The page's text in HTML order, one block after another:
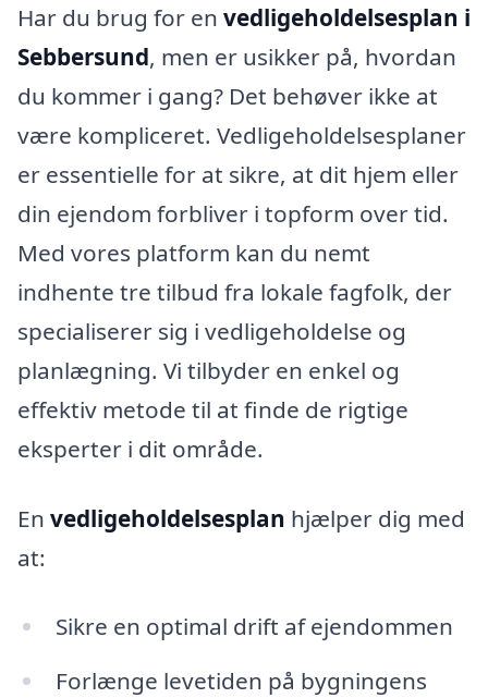
Har du brug for en vedligeholdelsesplan i
Sebbersund, men er usikker på, hvordan
du kommer i gang? Det behøver ikke at
være kompliceret. Vedligeholdelsesplaner
er essentielle for at sikre, at dit hjem eller
din ejendom forbliver i topform over tid.
Med vores platform kan du nemt
indhente tre tilbud fra lokale fagfolk, der
specialiserer sig i vedligeholdelse og
planlægning. Vi tilbyder en enkel og
effektiv metode til at finde de rigtige
eksperter i dit område.
En vedligeholdelsesplan hjælper dig med
at:
Sikre en optimal drift af ejendommen
Forlænge levetiden på bygningens